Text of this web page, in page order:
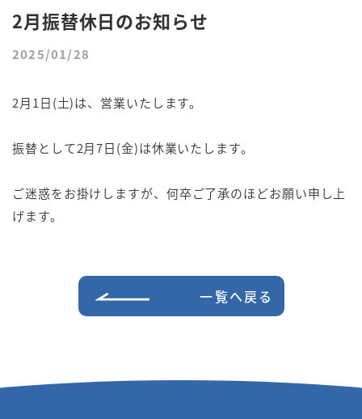
2月振替休日のお知らせ
2025/01/28
2月1日(土)は、営業いたします。
振替として2月7日(金)は休業いたします。
ご迷惑をお掛けしますが、何卒ご了承のほどお願い申し上
げます。
一覧へ戻る